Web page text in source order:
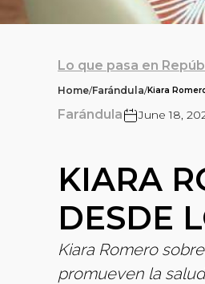
Lo que pasa en
Home/Farándula/Kiara
Farándula June 18,
KIARA
DESDE
Kiara Romero
promueven la